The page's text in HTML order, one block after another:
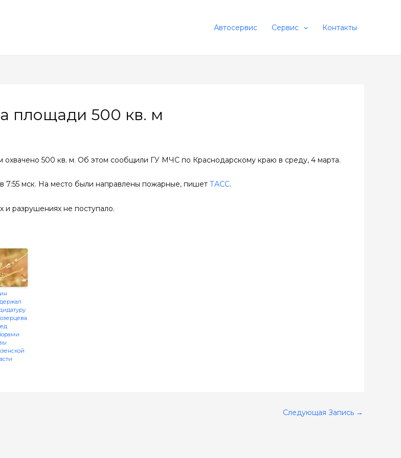
Автосервис Сервис Контакты
площади 500 кв. м
500 кв. м. Об этом сообщили ГУ МЧС по Краснодарскому краю в среду, 4 марта.
мск. На место были направлены пожарные, пишет ТАСС.
разрушениях не поступало.
Следующая Запись →